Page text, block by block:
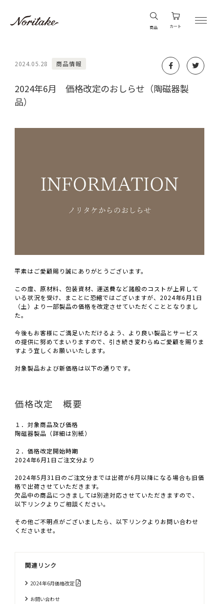
商品 カート
2024.05.28 商品情報
2024年6月 価格改定のおしらせ（陶磁器製
品）
平素はご愛顧賜り誠にありがとうございます。
この度、原材料、包装資材、運送費など諸般のコストが上昇して
いる状況を受け、まことに恐縮ではございますが、2024年6月1日
（土）より一部製品の価格を改定させていただくこととなりまし
た。
今後もお客様にご満足いただけるよう、より良い製品とサービス
の提供に努めてまいりますので、引き続き変わらぬご愛顧を賜りま
すよう宜しくお願いいたします。
対象製品および新価格は以下の通りです。
価格改定 概要
１．対象商品及び価格
陶磁器製品（詳細は別紙）
２．価格改定開始時期
2024年6月1日ご注文分より
2024年5月31日のご注文分までは出荷が6月以降になる場合も旧価
格で出荷させていただきます。
欠品中の商品につきましては別途対応させていただきますので、
以下リンクよりご相談ください。
その他ご不明点がございましたら、以下リンクよりお問い合わせ
くださいませ。
関連リンク
2024年6月価格改定
お問い合わせ